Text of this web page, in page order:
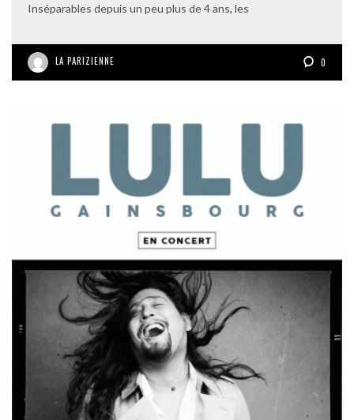
Inséparables depuis un peu plus de 4 ans, les
LA PARIZIENNE 0